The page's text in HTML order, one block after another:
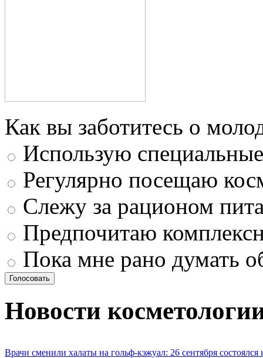
Как вы заботитесь о
Использую
Регулярно посещаю
Слежу за рационом
Предпочитаю
Пока мне рано думать
Новости
Врачи сменили халаты на гольф-кэжуал: 26 сентября